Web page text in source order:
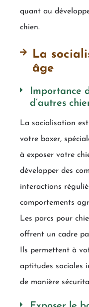
quant au
chien.
La
âge
Importance
d’autres
La socialisation
votre boxer,
à exposer votre
développer des
interactions
comportements
Les parcs pour
offrent un cadre
Ils permettent à
aptitudes sociales
de manière